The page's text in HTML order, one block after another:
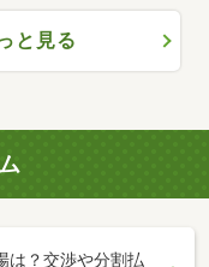
と見る
は？交渉や分割払